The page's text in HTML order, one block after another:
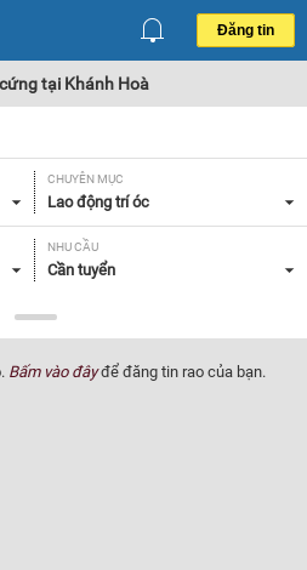
Đăng tin
tại Khánh Hoà
CHUYÊN MỤC
Lao động trí óc
NHU CẦU
Cần tuyển
Bấm vào đâyđể đăng tin rao của bạn.